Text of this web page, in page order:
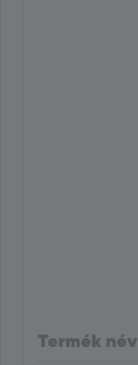
Termék név